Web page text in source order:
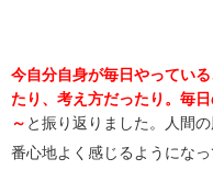
今自分自身が毎日やってい
たり、考え方だったり。毎
～ と振り返りました。人間
番心地よく感じるようになっ